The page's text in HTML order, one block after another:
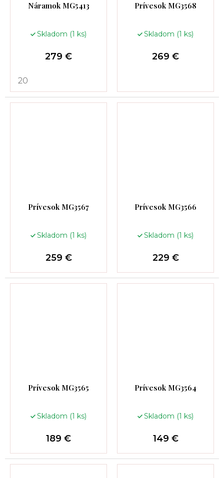
Náramok MG5413
Skladom (1 ks)
279 €
20
Prívesok MG3568
Skladom (1 ks)
269 €
Prívesok MG3567
Skladom (1 ks)
259 €
Prívesok MG3566
Skladom (1 ks)
229 €
Prívesok MG3565
Skladom (1 ks)
189 €
Prívesok MG3564
Skladom (1 ks)
149 €